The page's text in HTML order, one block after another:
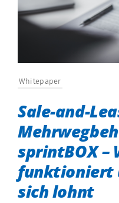
Whitepaper
Sale-and-
sprintBOX –
funktioniert
sich lohnt